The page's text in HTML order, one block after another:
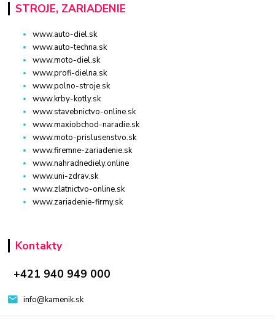
STROJE, ZARIADENIE
www.auto-diel.sk
www.auto-techna.sk
www.moto-diel.sk
www.profi-dielna.sk
www.polno-stroje.sk
www.krby-kotly.sk
www.stavebnictvo-online.sk
www.maxiobchod-naradie.sk
www.moto-prislusenstvo.sk
www.firemne-zariadenie.sk
www.nahradnediely.online
www.uni-zdrav.sk
www.zlatnictvo-online.sk
www.zariadenie-firmy.sk
Kontakty
+421 940 949 000
info@kamenik.sk